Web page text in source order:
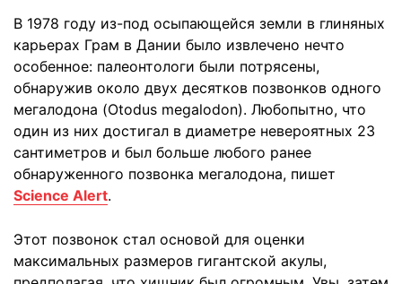
В 1978 году из-под осыпающейся земли в глиняных
карьерах Грам в Дании было извлечено нечто
особенное: палеонтологи были потрясены,
обнаружив около двух десятков позвонков одного
мегалодона (Otodus megalodon). Любопытно, что
один из них достигал в диаметре невероятных 23
сантиметров и был больше любого ранее
обнаруженного позвонка мегалодона, пишет
Science Alert.
Этот позвонок стал основой для оценки
максимальных размеров гигантской акулы,